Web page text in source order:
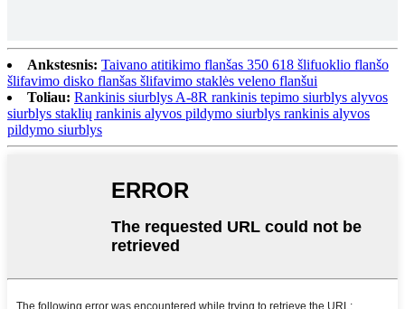
Ankstesnis: Taivano atitikimo flanšas 350 618 šlifuoklio flanšo
šlifavimo disko flanšas šlifavimo staklės veleno flanšui
Toliau: Rankinis siurblys A-8R rankinis tepimo siurblys alyvos
siurblys staklių rankinis alyvos pildymo siurblys rankinis alyvos
pildymo siurblys